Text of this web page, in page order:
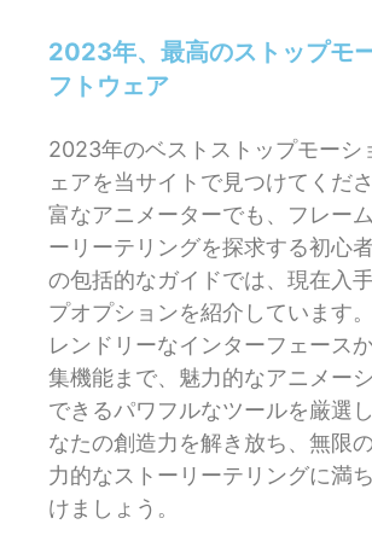
2023年、最高のストップモ
フトウェア
2023年のベストストップモーシ
ェアを当サイトで見つけてくだ
富なアニメーターでも、フレー
ーリーテリングを探求する初心
の包括的なガイドでは、現在入
プオプションを紹介しています
レンドリーなインターフェース
集機能まで、魅力的なアニメー
できるパワフルなツールを厳選
なたの創造力を解き放ち、無限
力的なストーリーテリングに満
けましょう。